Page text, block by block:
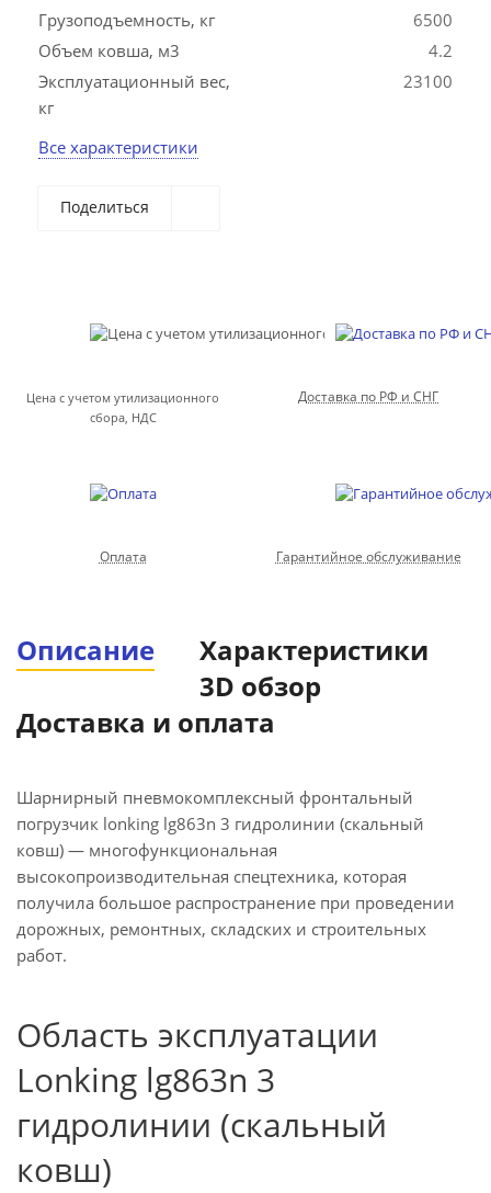
Грузоподъемность, кг
6500
Объем ковша, м3
4.2
Эксплуатационный вес,
кг
23100
Все характеристики
Поделиться
Цена с учетом утилизационного
сбора, НДС
Доставка по РФ и СНГ
Оплата Гарантийное обслуживание
Описание
Характеристики
3D обзор
Доставка и оплата
Шарнирный пневмокомплексный фронтальный
погрузчик lonking lg863n 3 гидролинии (скальный
ковш) — многофункциональная
высокопроизводительная спецтехника, которая
получила большое распространение при проведении
дорожных, ремонтных, складских и строительных
работ.
Область эксплуатации
Lonking lg863n 3
гидролинии (скальный
ковш)